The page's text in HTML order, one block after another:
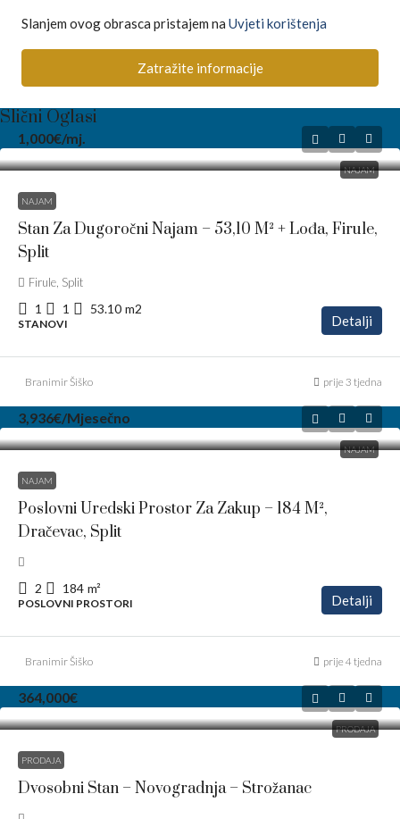
Slanjem ovog obrasca pristajem na Uvjeti korištenja
Zatražite informacije
Slični Oglasi
NAJAM
1,000€/mj.
NAJAM
Stan Za Dugoročni Najam – 53,10 M² + Lođa, Firule,
Split
Firule, Split
1 1 53.10 m2
STANOVI Detalji
Branimir Šiško prije 3 tjedna
NAJAM
3,936€/Mjesečno
NAJAM
Poslovni Uredski Prostor Za Zakup – 184 M²,
Dračevac, Split
2 184 m²
POSLOVNI PROSTORI Detalji
Branimir Šiško prije 4 tjedna
PRODAJA
364,000€
PRODAJA
Dvosobni Stan – Novogradnja – Strožanac